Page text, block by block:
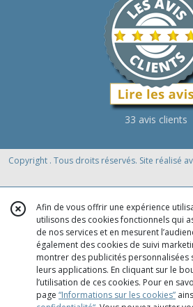
33 avis clients
Copyright . Tous droits réservés. Site réalisé
Afin de vous offrir une expérience
utilisons des cookies fonctionnels qui
de nos services et en mesurent
également des cookies de suivi
montrer des publicités personnalisées
leurs applications. En cliquant sur le
l’utilisation de ces cookies. Pour en
page “Informations sur les cookies”